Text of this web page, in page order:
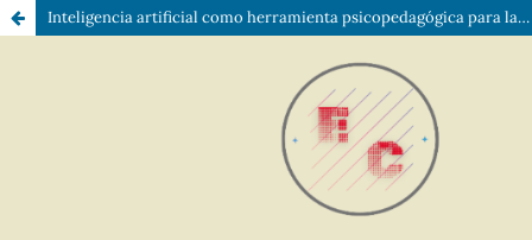
Inteligencia artificial como herramienta psicopedagógica para la atención a estudiantes con necesidades educativas especiales.